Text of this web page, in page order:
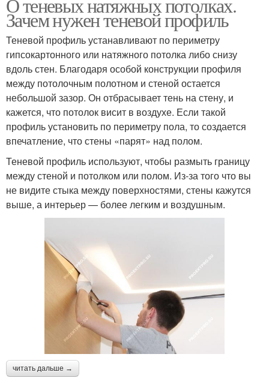
О теневых натяжных потолках.
Зачем нужен теневой профиль
Теневой профиль устанавливают по периметру
гипсокартонного или натяжного потолка либо снизу
вдоль стен. Благодаря особой конструкции профиля
между потолочным полотном и стеной остается
небольшой зазор. Он отбрасывает тень на стену, и
кажется, что потолок висит в воздухе. Если такой
профиль установить по периметру пола, то создается
впечатление, что стены «парят» над полом.
Теневой профиль используют, чтобы размыть границу
между стеной и потолком или полом. Из-за того что вы
не видите стыка между поверхностями, стены кажутся
выше, а интерьер — более легким и воздушным.
читать дальше →